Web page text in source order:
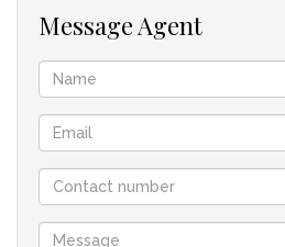
Fahrzeuge oder als Werkstatt,
und Autofans, 7 Aussenparkplätze.
Das Haus verfügt zudem über eine
Einliegerwohnung mit eigener
werden kann – ob für Gäste,
Bereich. Die Wohnung ist nahtlos
oder auch vollkommen unabhängig
Das Grundstück umfasst
Das Haus wurde nach dem
Message Agent